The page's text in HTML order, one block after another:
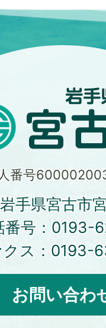
番号
県宮古市
号： 0193-
ス： 0193-
お問い合わ